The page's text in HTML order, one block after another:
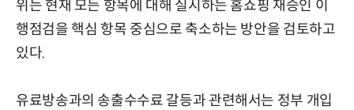
위는 현재 모든 항목에 대해 실시하는 홈쇼핑 재승인 이
행점검을 핵심 항목 중심으로 축소하는 방안을 검토하고
있다.
유료방송과의 송출수수료 갈등과 관련해서는 정부 개입